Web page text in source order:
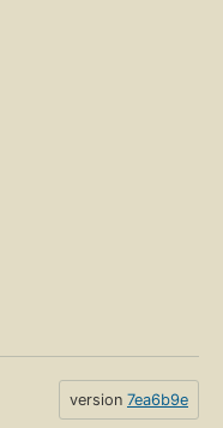
version 7ea6b9e